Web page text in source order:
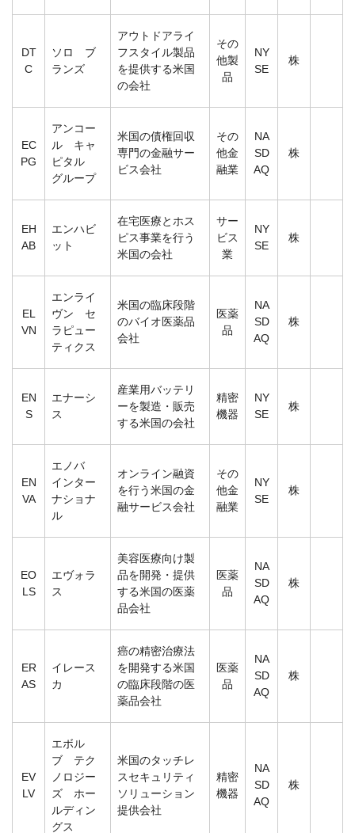
DT
C
ソロ ブ
ランズ
アウトドアライ
フスタイル製品
を提供する米国
の会社
その
他製
品
NY
SE
株
EC
PG
アンコー
ル キャ
ピタル
グループ
米国の債権回収
専門の金融サー
ビス会社
その
他金
融業
NA
SD
AQ
株
EH
AB
エンハビ
ット
在宅医療とホス
ピス事業を行う
米国の会社
サー
ビス
業
NY
SE
株
EL
VN
エンライ
ヴン セ
ラピュー
ティクス
米国の臨床段階
のバイオ医薬品
会社
医薬
品
NA
SD
AQ
株
EN
S
エナーシ
ス
産業用バッテリ
ーを製造・販売
する米国の会社
精密
機器
NY
SE
株
EN
VA
エノバ
インター
ナショナ
ル
オンライン融資
を行う米国の金
融サービス会社
その
他金
融業
NY
SE
株
EO
LS
エヴォラ
ス
美容医療向け製
品を開発・提供
する米国の医薬
品会社
医薬
品
NA
SD
AQ
株
ER
AS
イレース
カ
癌の精密治療法
を開発する米国
の臨床段階の医
薬品会社
医薬
品
NA
SD
AQ
株
EV
LV
エボル
ブ テク
ノロジー
ズ ホー
ルディン
グス
米国のタッチレ
スセキュリティ
ソリューション
提供会社
精密
機器
NA
SD
AQ
株